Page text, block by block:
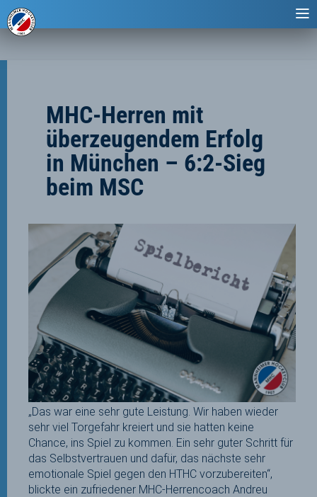
MHC-Herren mit
überzeugendem Erfolg
in München – 6:2-Sieg
beim MSC
„Das war eine sehr gute Leistung. Wir haben wieder
sehr viel Torgefahr kreiert und sie hatten keine
Chance, ins Spiel zu kommen. Ein sehr guter Schritt für
das Selbstvertrauen und dafür, das nächste sehr
emotionale Spiel gegen den HTHC vorzubereiten“,
blickte ein zufriedener MHC-Herrencoach Andreu